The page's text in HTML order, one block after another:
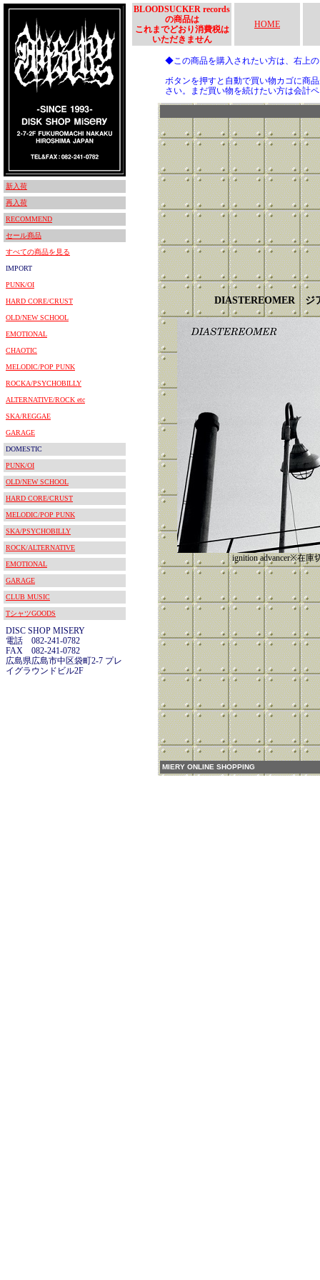
新入荷
再入荷
RECOMMEND
セール商品
すべての商品を見る
IMPORT
PUNK/OI
HARD CORE/CRUST
OLD/NEW SCHOOL
EMOTIONAL
CHAOTIC
MELODIC/POP PUNK
ROCKA/PSYCHOBILLY
ALTERNATIVE/ROCK etc
SKA/REGGAE
GARAGE
DOMESTIC
PUNK/OI
OLD/NEW SCHOOL
HARD CORE/CRUST
MELODIC/POP PUNK
SKA/PSYCHOBILLY
ROCK/ALTERNATIVE
EMOTIONAL
GARAGE
CLUB MUSIC
TシャツGOODS
DISC SHOP MISERY
電話 082-241-0782
FAX 082-241-0782
広島県広島市中区袋町2-7 プレ
イグラウンドビル2F
BLOODSUCKER records
の商品は
これまでどおり消費税は
いただきません
HOME
◆この商品を購入されたい方は、右上
ボタンを押すと自動で買い物カゴに商
さい。まだ買い物を続けたい方は会計
DIASTEREOMER ジ
ignition advancer※在
MIERY ONLINE SHOPPING